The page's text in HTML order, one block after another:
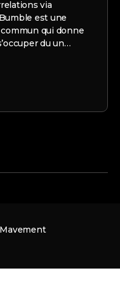
via
est une
qui donne
du un…